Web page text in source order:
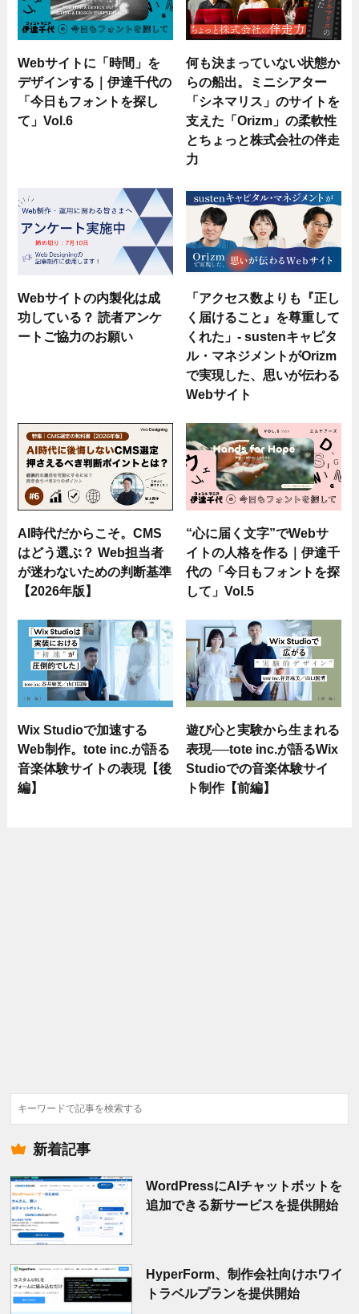
Webサイトに「時間」を
デザインする｜伊達千代の
「今日もフォントを探し
て」Vol.6
何も決まっていない状態か
らの船出。ミニシアター
「シネマリス」のサイトを
支えた「Orizm」の柔軟性
とちょっと株式会社の伴走
力
Webサイトの内製化は成
功している？ 読者アンケ
ートご協力のお願い
「アクセス数よりも『正し
く届けること』を尊重して
くれた」- sustenキャピタ
ル・マネジメントがOrizm
で実現した、思いが伝わる
Webサイト
AI時代だからこそ。CMS
はどう選ぶ？ Web担当者
が迷わないための判断基準
【2026年版】
“心に届く文字”でWebサ
イトの人格を作る｜伊達千
代の「今日もフォントを探
して」Vol.5
Wix Studioで加速する
Web制作。tote inc.が語る
音楽体験サイトの表現【後
編】
遊び心と実験から生まれる
表現──tote inc.が語るWix
Studioでの音楽体験サイ
ト制作【前編】
検
索
新着記事
WordPressにAIチャットボットを
追加できる新サービスを提供開始
HyperForm、制作会社向けホワイ
トラベルプランを提供開始